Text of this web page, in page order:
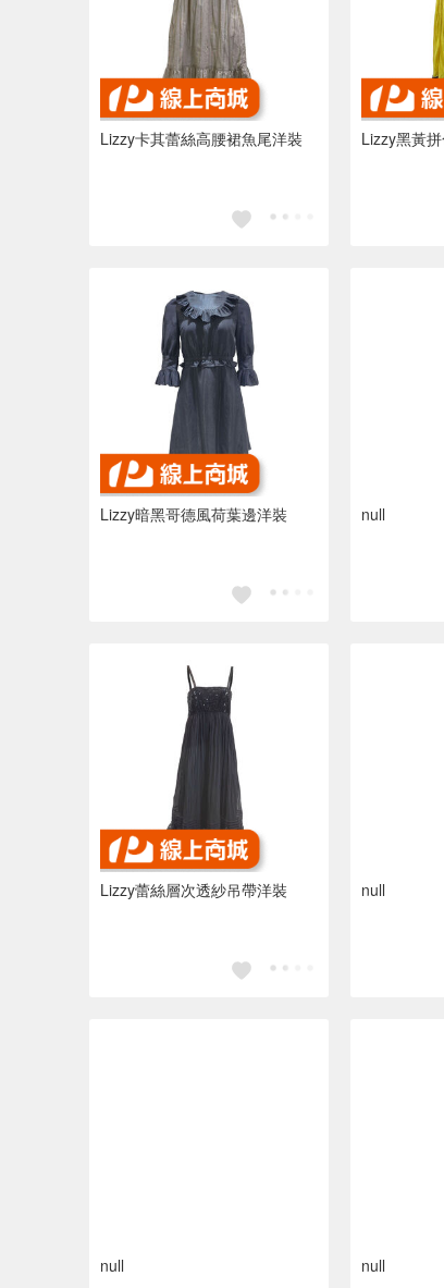
Lizzy卡其蕾絲高腰裙魚尾洋裝 Lizzy黑黃
Lizzy暗黑哥德風荷葉邊洋裝 null
Lizzy蕾絲層次透紗吊帶洋裝 null
null null